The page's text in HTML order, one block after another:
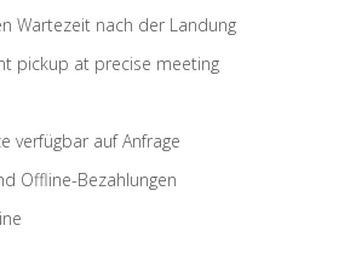
Wartezeit nach der Landung
pickup at precise meeting
verfügbar auf Anfrage
Offline-Bezahlungen